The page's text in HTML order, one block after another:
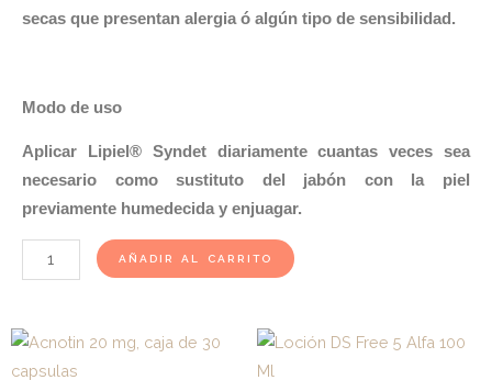
secas que presentan alergia ó algún tipo de sensibilidad.
Modo de uso
Aplicar Lipiel® Syndet diariamente cuantas veces sea
necesario como sustituto del jabón con la piel
previamente humedecida y enjuagar.
Lipiel
Syndet
220ml
cantidad
AÑADIR AL CARRITO